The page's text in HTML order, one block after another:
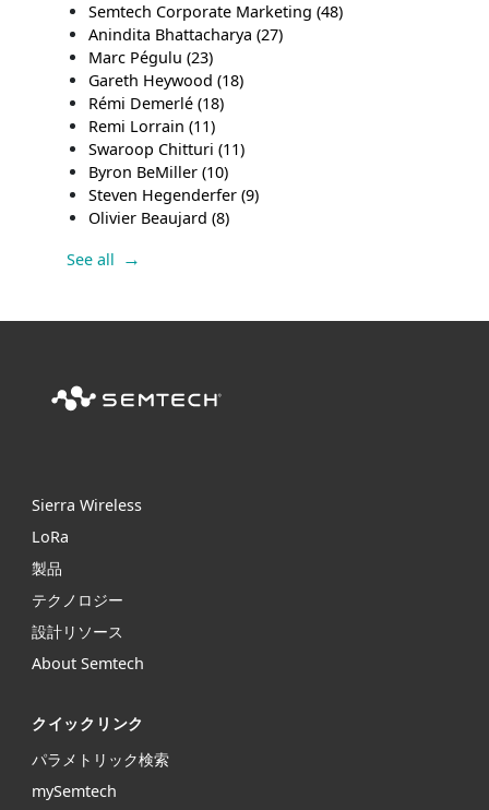
Semtech Corporate Marketing(48)
Anindita Bhattacharya(27)
Marc Pégulu(23)
Gareth Heywood(18)
Rémi Demerlé(18)
Remi Lorrain(11)
Swaroop Chitturi(11)
Byron BeMiller(10)
Steven Hegenderfer(9)
Olivier Beaujard(8)
See all
Sierra Wireless
LoRa
製品
テクノロジー
設計リソース
About Semtech
クイックリンク
パラメトリック検索
mySemtech